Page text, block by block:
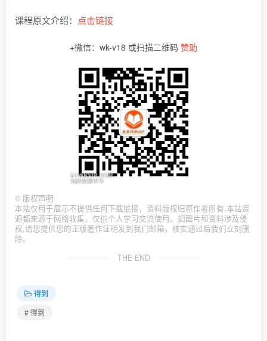
课程原文介绍： 点击链接
+微信：wk-v18 或扫描二维码 赞助
© 版权声明
本站仅用于展示不提供任何下载链接，资料版权归原作者所有,本站资
源都来源于网络收集，仅供个人学习交流使用。如图片和资料涉及侵
权,请您提供您的正版著作证明发到我们邮箱，核实通过后我们立刻删
除。
THE END
得到
# 得到